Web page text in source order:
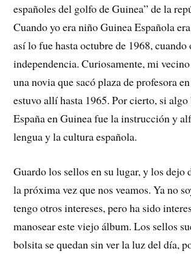
españoles del golfo de Guinea” de la
Cuando yo era niño Guinea Española
así lo fue hasta octubre de 1968, cuando
independencia. Curiosamente, mi
una novia que sacó plaza de profesora
estuvo allí hasta 1965. Por cierto, si
España en Guinea fue la instrucción y
lengua y la cultura española.
Guardo los sellos en su lugar, y los dejo
la próxima vez que nos veamos. Ya no
tengo otros intereses, pero ha sido
manosear este viejo álbum. Los sellos
bolsita se quedan sin ver la luz del día,